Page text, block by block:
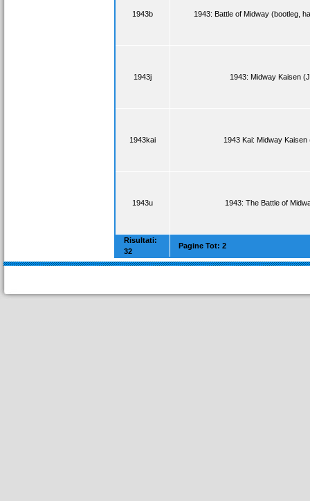
1943b 1943: Battle of Midway (bootleg,
1943j 1943: Midway Kaisen
1943kai 1943 Kai: Midway Kaisen
1943u 1943: The Battle of
Risultati:
32
Pagine Tot: 2